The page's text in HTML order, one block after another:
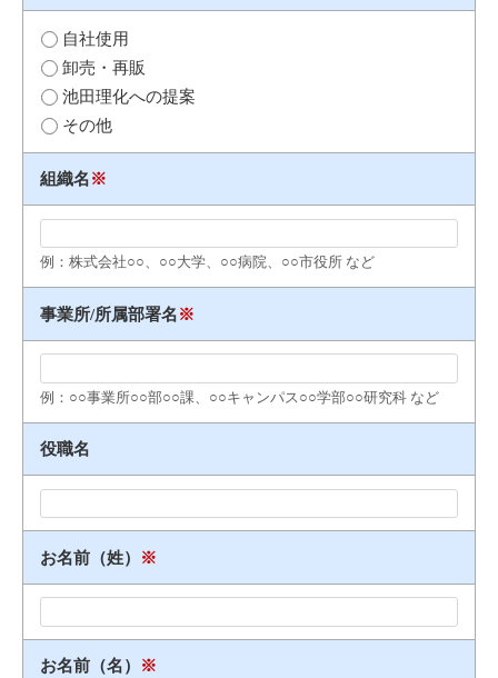
自社使用
卸売・再販
池田理化への提案
その他
組織名※
例：株式会社○○、○○大学、○○病院、○○市役所 など
事業所/所属部署名※
例：○○事業所○○部○○課、○○キャンパス○○学部○○研究科 など
役職名
お名前（姓） ※
お名前（名） ※